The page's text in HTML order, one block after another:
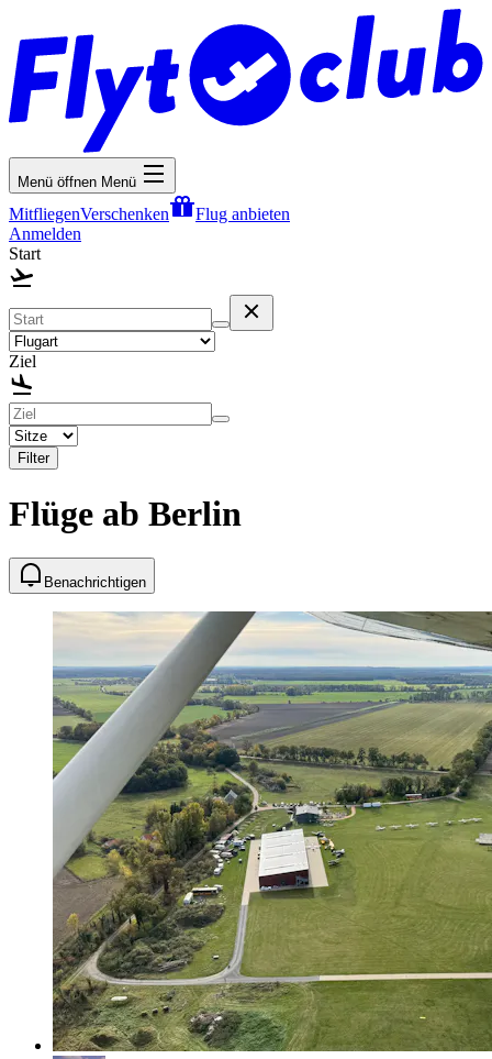
Menü öffnen Menü
MitfliegenVerschenken
Flug anbieten
Anmelden
Start
Ziel
Filter
Flüge ab Berlin
Benachrichtigen